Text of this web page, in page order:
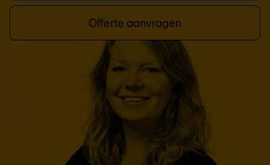
Offerte aanvragen